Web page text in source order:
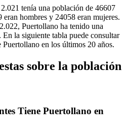
tenía una población de 46607
eran hombres y 24058 eran mujeres.
Puertollano ha tenido una
la siguiente tabla puede consultar
en los últimos 20 años.
sobre la población
Tiene Puertollano en